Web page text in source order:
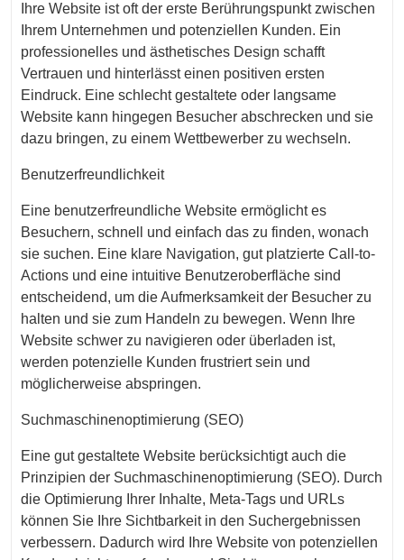
Ihre Website ist oft der erste Berührungspunkt zwischen
Ihrem Unternehmen und potenziellen Kunden. Ein
professionelles und ästhetisches Design schafft
Vertrauen und hinterlässt einen positiven ersten
Eindruck. Eine schlecht gestaltete oder langsame
Website kann hingegen Besucher abschrecken und sie
dazu bringen, zu einem Wettbewerber zu wechseln.
Benutzerfreundlichkeit
Eine benutzerfreundliche Website ermöglicht es
Besuchern, schnell und einfach das zu finden, wonach
sie suchen. Eine klare Navigation, gut platzierte Call-to-
Actions und eine intuitive Benutzeroberfläche sind
entscheidend, um die Aufmerksamkeit der Besucher zu
halten und sie zum Handeln zu bewegen. Wenn Ihre
Website schwer zu navigieren oder überladen ist,
werden potenzielle Kunden frustriert sein und
möglicherweise abspringen.
Suchmaschinenoptimierung (SEO)
Eine gut gestaltete Website berücksichtigt auch die
Prinzipien der Suchmaschinenoptimierung (SEO). Durch
die Optimierung Ihrer Inhalte, Meta-Tags und URLs
können Sie Ihre Sichtbarkeit in den Suchergebnissen
verbessern. Dadurch wird Ihre Website von potenziellen